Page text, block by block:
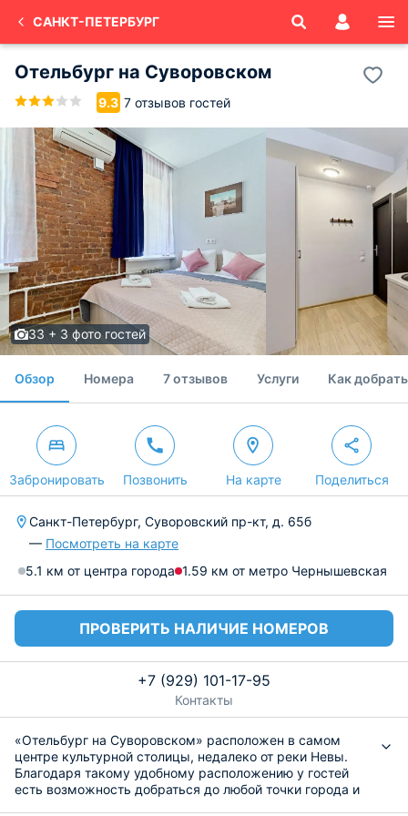
САНКТ-ПЕТЕРБУРГ
Отельбург на Суворовском
9.3 7 отзывов гостей
33 + 3 фото гостей
Обзор Номера 7 отзывов Услуги Как
Забронировать Позвонить На карте Поделиться
Санкт-Петербург, Суворовский пр-кт, д. 65б
— Посмотреть на карте
5.1 км от центра города 1.59 км от метро Чернышевская
ПРОВЕРИТЬ НАЛИЧИЕ НОМЕРОВ
+7 (929) 101-17-95
Контакты
«Отельбург на Суворовском» расположен в самом
центре культурной столицы, недалеко от реки Невы.
Благодаря такому удобному расположению у гостей
есть возможность добраться до любой точки города и